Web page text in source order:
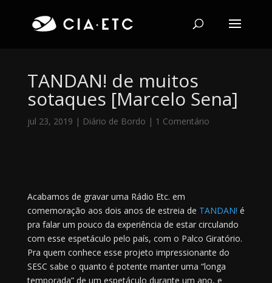
TANDAN! de muitos
sotaques [Marcelo Sena]
jul 23, 2019 | Diário de Bordo | 1 Comentário
Acabamos de gravar uma Rádio Etc. em
comemoração aos dois anos de estreia de TANDAN! é
pra falar um pouco da experiência de estar circulando
com esse espetáculo pelo país, com o Palco Giratório.
Pra quem conhece esse projeto impressionante do
SESC sabe o quanto é potente manter uma “longa
temporada” de um espetáculo durante um ano, e